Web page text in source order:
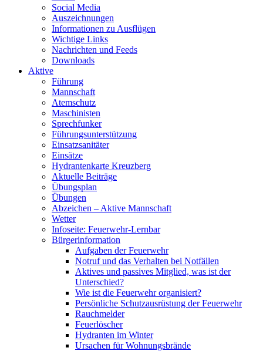
Social Media
Auszeichnungen
Informationen zu Ausflügen
Wichtige Links
Nachrichten und Feeds
Downloads
Aktive
Führung
Mannschaft
Atemschutz
Maschinisten
Sprechfunker
Führungsunterstützung
Einsatzsanitäter
Einsätze
Hydrantenkarte Kreuzberg
Aktuelle Beiträge
Übungsplan
Übungen
Abzeichen – Aktive Mannschaft
Wetter
Infoseite: Feuerwehr-Lernbar
Bürgerinformation
Aufgaben der Feuerwehr
Notruf und das Verhalten bei Notfällen
Aktives und passives Mitglied, was ist der
Unterschied?
Wie ist die Feuerwehr organisiert?
Persönliche Schutzausrüstung der Feuerwehr
Rauchmelder
Feuerlöscher
Hydranten im Winter
Ursachen für Wohnungsbrände